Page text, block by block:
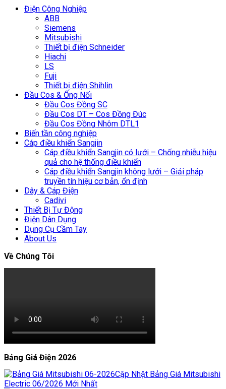
Điện Công Nghiệp
ABB
Siemens
Mitsubishi
Thiết bị điện Schneider
Hiachi
LS
Fuji
Thiết bị điện Shihlin
Đầu Cos & Ống Nối
Đầu Cos Đồng SC
Đầu Cos DT – Cos Đồng Đúc
Đầu Cos Đồng Nhôm DTL1
Biến tần công nghiệp
Cáp điều khiển Sangjin
Cáp điều khiển Sangjin có lưới – Chống nhiễu hiệu
quả cho hệ thống điều khiển
Cáp điều khiển Sangjin không lưới – Giải pháp
truyền tín hiệu cơ bản, ổn định
Dây & Cáp Điện
Cadivi
Thiết Bị Tự Động
Điện Dân Dụng
Dụng Cụ Cầm Tay
About Us
Về Chúng Tôi
Bảng Giá Điện 2026
Cập Nhật Bảng Giá Mitsubishi
Electric 06/2026 Mới Nhất